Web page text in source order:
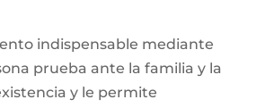
indispensable mediante
prueba ante la familia y la
y le permite